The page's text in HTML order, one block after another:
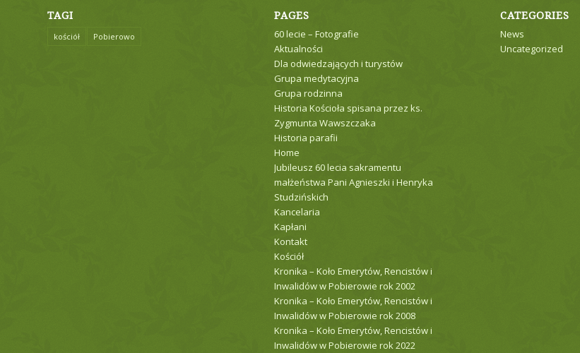
TAGI
kościół Pobierowo
PAGES
60 lecie – Fotografie
Aktualności
Dla odwiedzających i turystów
Grupa medytacyjna
Grupa rodzinna
Historia Kościoła spisana przez ks.
Zygmunta Wawszczaka
Historia parafii
Home
Jubileusz 60 lecia sakramentu
małżeństwa Pani Agnieszki i Henryka
Studzińskich
Kancelaria
Kapłani
Kontakt
Kościół
Kronika – Koło Emerytów, Rencistów i
Inwalidów w Pobierowie rok 2002
Kronika – Koło Emerytów, Rencistów i
Inwalidów w Pobierowie rok 2008
Kronika – Koło Emerytów, Rencistów i
Inwalidów w Pobierowie rok 2022
CATEGORIES
News
Uncategorized